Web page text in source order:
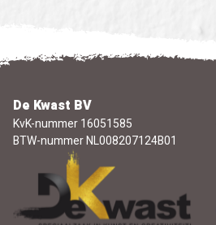
De Kwast BV
KvK-nummer 16051585
BTW-nummer NL008207124B01